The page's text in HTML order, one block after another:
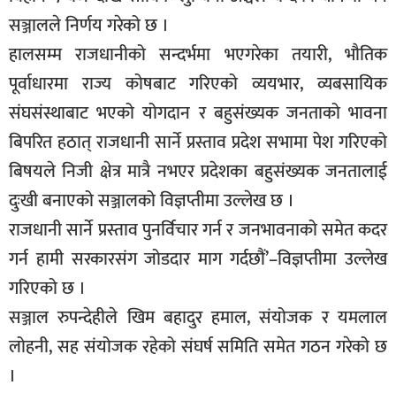
सञ्जालले निर्णय गरेको छ ।
हालसम्म राजधानीको सन्दर्भमा भएगरेका तयारी, भौतिक
पूर्वाधारमा राज्य कोषबाट गरिएको व्ययभार, व्यबसायिक
संघसंस्थाबाट भएको योगदान र बहुसंख्यक जनताको भावना
बिपरित हठात् राजधानी सार्ने प्रस्ताव प्रदेश सभामा पेश गरिएको
बिषयले निजी क्षेत्र मात्रै नभएर प्रदेशका बहुसंख्यक जनतालाई
दुःखी बनाएको सञ्जालको विज्ञप्तीमा उल्लेख छ ।
राजधानी सार्ने प्रस्ताव पुनर्विचार गर्न र जनभावनाको समेत कदर
गर्न हामी सरकारसंग जोडदार माग गर्दछौं’–विज्ञप्तीमा उल्लेख
गरिएको छ ।
सञ्जाल रुपन्देहीले खिम बहादुर हमाल, संयोजक र यमलाल
लोहनी, सह संयोजक रहेको संघर्ष समिति समेत गठन गरेको छ
।